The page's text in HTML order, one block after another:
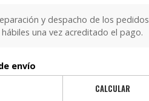
y despacho de los pedidos
una vez acreditado el pago.
envío
CALCULAR